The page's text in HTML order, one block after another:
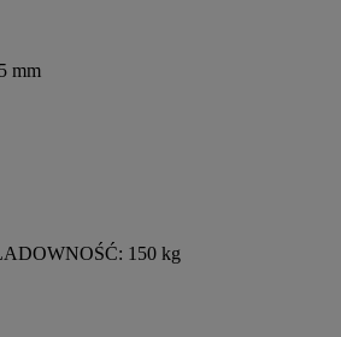
mm
150 kg